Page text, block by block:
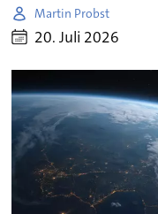
Martin Probst
20. Juli 2026